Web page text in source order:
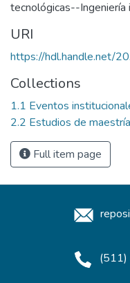
tecnológicas--Ingeniería
URI
https://hdl.handle.net/
Collections
1.1 Eventos
2.2 Estudios de maestría
Full item page